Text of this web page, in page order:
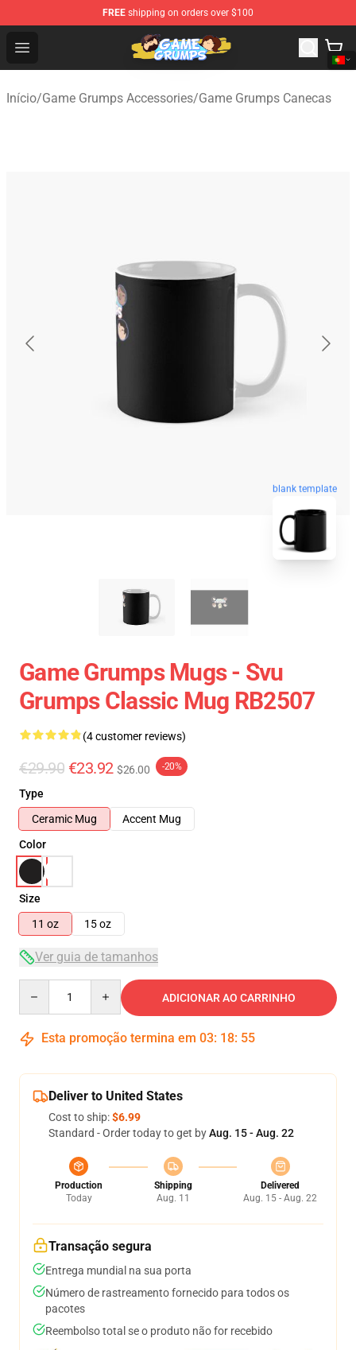
FREE shipping on orders over $100
Open menu
Game Grumps Shop - Official Game Grumps
Início/Game Grumps Accessories/Game Grumps Canecas
blank template
Game Grumps Mugs - Svu
Grumps Classic Mug RB2507
(4 customer reviews)
€29.90 €23.92 $26.00 -20%
Type
Ceramic Mug
Accent Mug
Color
Size
11 oz
15 oz
Ver guia de tamanhos
ADICIONAR AO CARRINHO
Esta promoção termina em 03: 18: 54
Deliver to United States
Cost to ship:$6.99
Standard - Order today to get byAug. 15 - Aug. 22
Production
Today
Shipping
Aug. 11
Delivered
Aug. 15 - Aug. 22
Transação segura
Entrega mundial na sua porta
Número de rastreamento fornecido para todos os
pacotes
Reembolso total se o produto não for recebido